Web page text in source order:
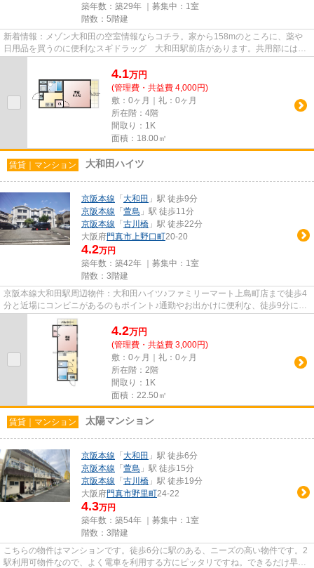
築年数：築29年 ｜募集中： 1室
階数：5階建
新着情報：メゾン大和田の空室情報ならコチラ。家から158mのところに、薬や
日用品を買うのに便利なスギドラッグ 大和田駅前店があります。共用部にはエ
4.1万円
(管理費・共益費 4,000円)
敷：0ヶ月｜礼：0ヶ月
所在階：4階
間取り：1K
面積：18.00㎡
賃貸｜マンション 大和田ハイツ
京阪本線 「 大和田 」駅 徒歩9分
京阪本線 「 萱島 」駅 徒歩11分
京阪本線 「 古川橋 」駅 徒歩22分
大阪府門真市上野口町20-20
4.2万円
築年数：築42年 ｜募集中： 1室
階数：3階建
京阪本線大和田駅周辺物件：大和田ハイツ♪ファミリーマート上島町店まで徒歩4
分と近場にコンビニがあるのもポイント♪通勤やお出かけに便利な、徒歩9分に駅
のある物件です♪初期費用はカ...
4.2万円
(管理費・共益費 3,000円)
敷：0ヶ月｜礼：0ヶ月
所在階：2階
間取り：1K
面積：22.50㎡
賃貸｜マンション 太陽マンション
京阪本線 「 大和田 」駅 徒歩6分
京阪本線 「 萱島 」駅 徒歩15分
京阪本線 「 古川橋 」駅 徒歩19分
大阪府門真市野里町24-22
4.3万円
築年数：築54年 ｜募集中： 1室
階数：3階建
こちらの物件はマンションです。徒歩6分に駅のある、ニーズの高い物件です。2
駅利用可物件なので、よく電車を利用する方にピッタリですね。できるだけ早め